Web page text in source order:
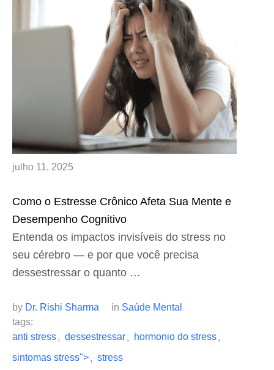
julho 11, 2025
Como o Estresse Crônico Afeta Sua Mente e
Desempenho Cognitivo
Entenda os impactos invisíveis do stress no
seu cérebro — e por que você precisa
dessestressar o quanto …
by Dr. Rishi Sharma in Saúde Mental
tags:
anti stress, dessestressar, hormonio do stress,
sintomas stress">, stress